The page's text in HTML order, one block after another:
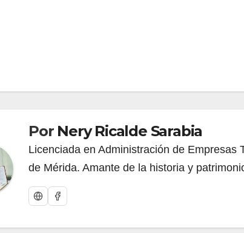
Por Nery Ricalde Sarabia
Licenciada en Administración de Empresas
de Mérida. Amante de la historia y